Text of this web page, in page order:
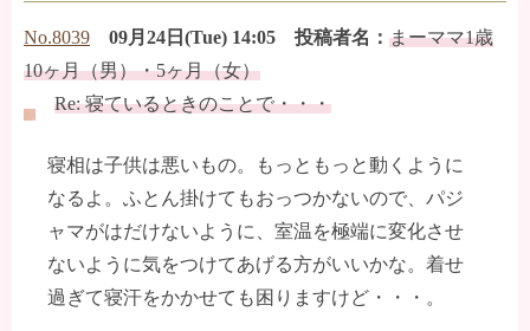
No.8039 09月24日(Tue) 14:05 投稿者名： まーママ1歳
10ヶ月（男）・5ヶ月（女）
Re: 寝ているときのことで・・・
寝相は子供は悪いもの。もっともっと動くように
なるよ。ふとん掛けてもおっつかないので、パジ
ャマがはだけないように、室温を極端に変化させ
ないように気をつけてあげる方がいいかな。着せ
過ぎて寝汗をかかせても困りますけど・・・。